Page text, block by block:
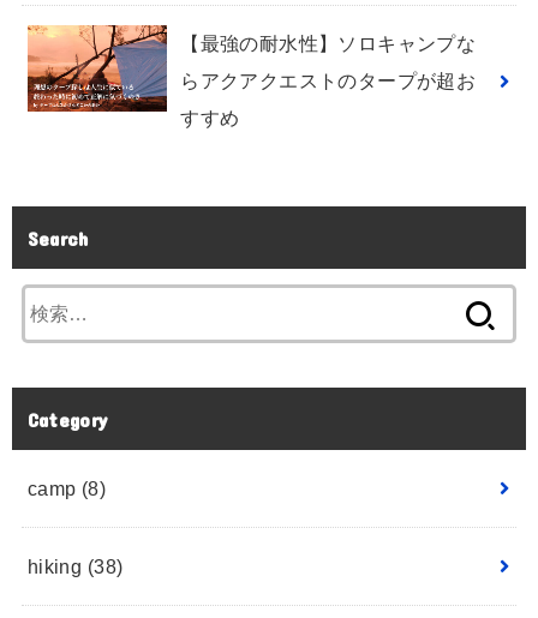
【最強の耐水性】ソロキャンプな
らアクアクエストのタープが超お
すすめ
Search
Category
camp (8)
hiking (38)